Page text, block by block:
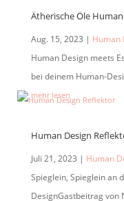
Ätherische Öle
Aug. 15, 2023 | Human
Human Design meets
bei deinem Human-
mehr lesen
Human Design
Juli 21, 2023 | Human
Spieglein, Spieglein an
DesignGastbeitrag von